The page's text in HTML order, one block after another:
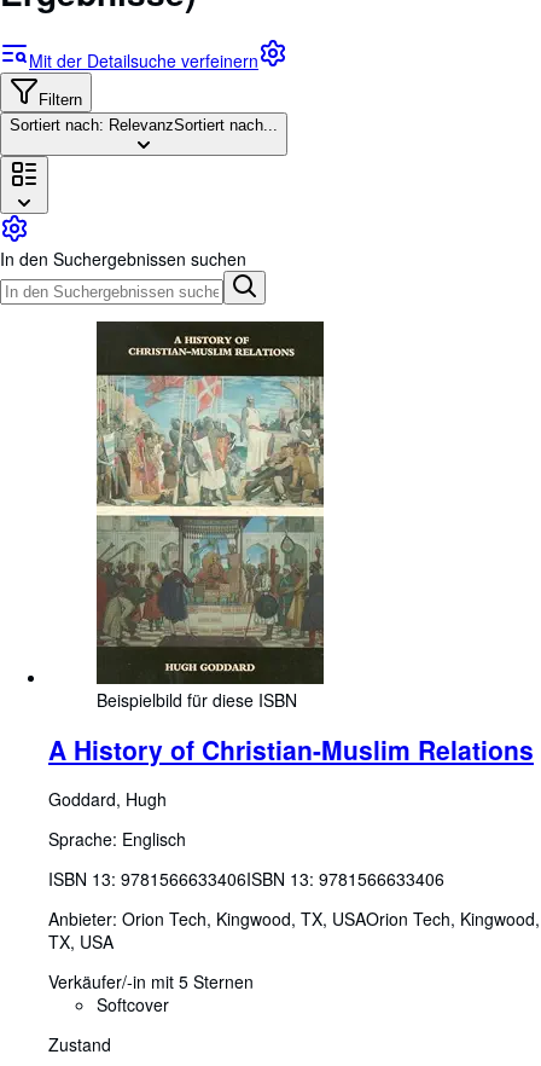
Detailsuche
Sammlungen
Antiquarische Bücher
Kunst & Sammlerstücke
Verkäufer
Verkäufer werden
Hilfe
SCHLIESSEN
Mit der Detailsuche verfeinern
Filtern
Sortiert nach: RelevanzSortiert nach...
In den Suchergebnissen suchen
Beispielbild für diese ISBN
A History of Christian-Muslim Relations
Goddard, Hugh
Sprache: Englisch
ISBN 13: 9781566633406ISBN 13: 9781566633406
Anbieter: Orion Tech, Kingwood, TX, USAOrion Tech, Kingwood,
TX, USA
Verkäufer/-in mit 5 Sternen
Softcover
Zustand